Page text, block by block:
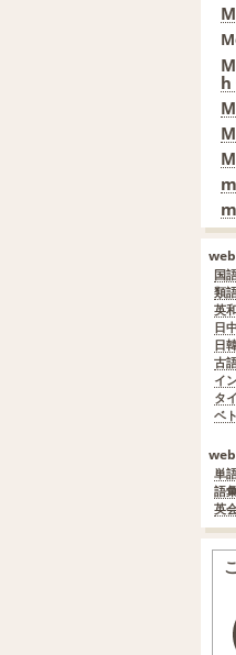
h
国
類
英
日
日
古
イ
タ
ベ
単
語
英